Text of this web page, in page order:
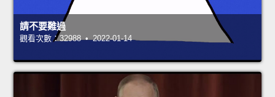
請不要難過
觀看次數：32988 • 2022-01-14